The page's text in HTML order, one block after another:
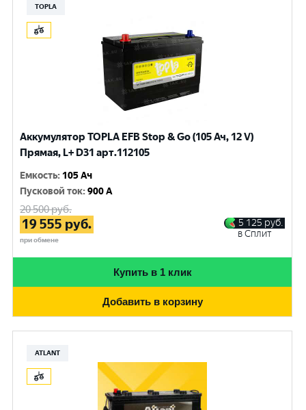
TOPLA
Аккумулятор TOPLA EFB Stop & Go (105 Ач, 12 V)
Прямая, L+ D31 арт.112105
Емкость: 105 Ач
Пусковой ток:900 A
20 500руб.
19 555 руб.
при обмене
5 125 руб.
в Сплит
Купить в 1 клик
Добавить в корзину
ATLANT